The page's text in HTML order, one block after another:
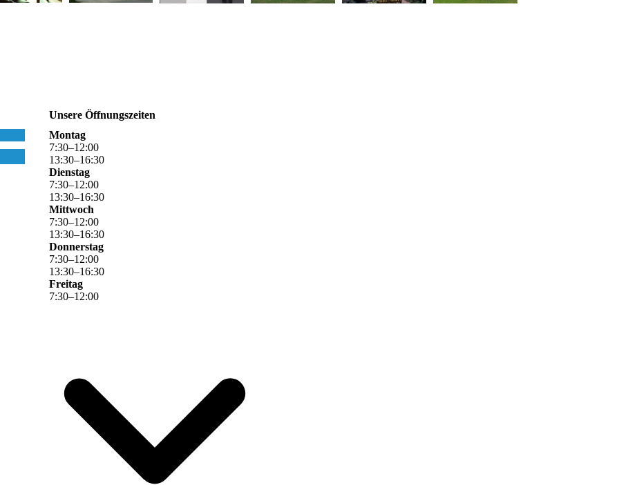
Unsere Öffnungszeiten
Montag
7:30–12:00
13:30–16:30
Dienstag
7:30–12:00
13:30–16:30
Mittwoch
7:30–12:00
13:30–16:30
Donnerstag
7:30–12:00
13:30–16:30
Freitag
7:30–12:00